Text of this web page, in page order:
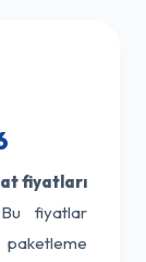
fiyatları
fiyatlar